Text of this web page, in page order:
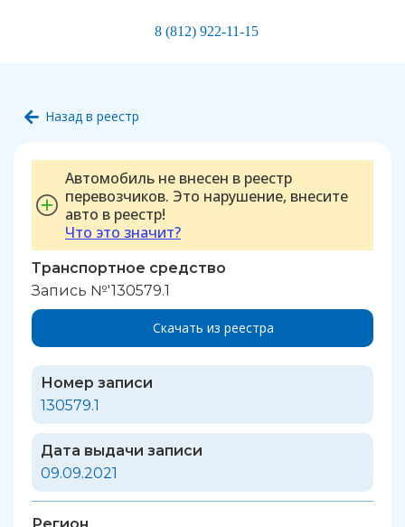
8 (812) 922-11-15
Назад в реестр
Автомобиль не внесен в реестр
перевозчиков. Это нарушение, внесите
авто в реестр!
Что это значит?
Транспортное средство
Запись №'130579.1
Скачать из реестра
Номер записи
130579.1
Дата выдачи записи
09.09.2021
Регион